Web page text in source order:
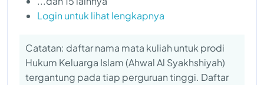
Login untuk lihat lengkapnya
Catatan: daftar nama mata kuliah untuk prodi
Hukum Keluarga Islam (Ahwal Al Syakhshiyah)
tergantung pada tiap perguruan tinggi. Daftar